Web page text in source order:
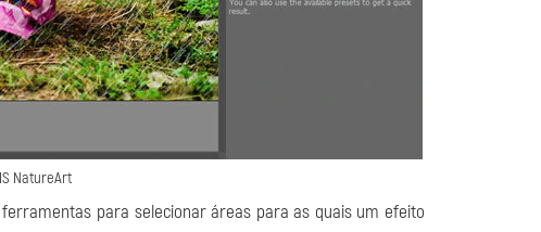
NatureArt
para selecionar áreas para as quais um efeito